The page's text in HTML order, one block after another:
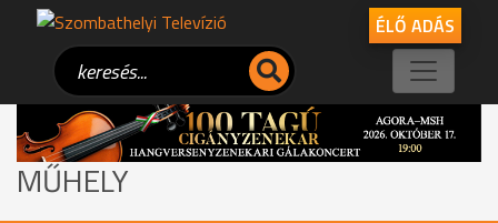
ÉLŐ ADÁS
MŰHELY